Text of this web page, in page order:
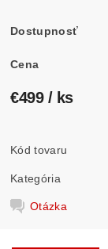
Dostupnosť
Cena
€499 / ks
Kód tovaru
Kategória
Otázka